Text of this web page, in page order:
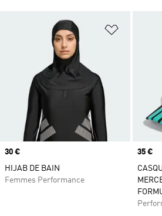
Ajouter
Prix
30 €
HIJAB DE BAIN
Femmes Performance
Prix
35 €